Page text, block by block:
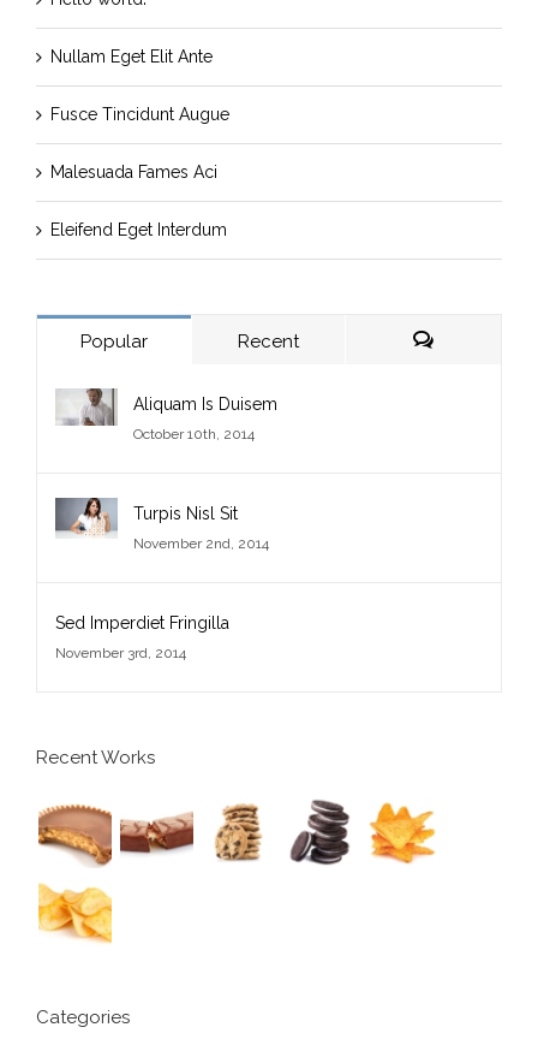
Nullam Eget Elit Ante
Fusce Tincidunt Augue
Malesuada Fames Aci
Eleifend Eget Interdum
Popular Recent
Aliquam Is Duisem
October 10th, 2014
Turpis Nisl Sit
November 2nd, 2014
Sed Imperdiet Fringilla
November 3rd, 2014
Recent Works
Categories